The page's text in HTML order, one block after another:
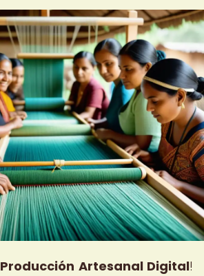
Producción Artesanal Digital!